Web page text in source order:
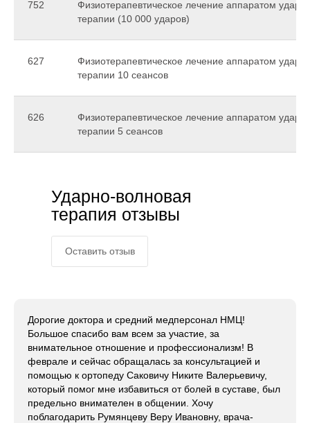
752
Физиотерапевтическое лечение аппаратом
терапии (10 000 ударов)
627
Физиотерапевтическое лечение аппаратом
терапии 10 сеансов
626
Физиотерапевтическое лечение аппаратом
терапии 5 сеансов
Ударно-волновая
терапия отзывы
Оставить отзыв
Дорогие доктора и средний медперсонал НМЦ!
Большое спасибо вам всем за участие, за
внимательное отношение и профессионализм! В
феврале и сейчас обращалась за консультацией и
помощью к ортопеду Саковичу Никите Валерьевичу,
который помог мне избавиться от болей в суставе, был
предельно внимателен в общении. Хочу
поблагодарить Румянцеву Веру Ивановну, врача-